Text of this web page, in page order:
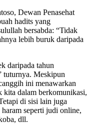
Dewan Penasehat
hadits yang
bersabda: “Tidak
lebih buruk daripada
daripada tahun
tuturnya. Meskipun
ini menawarkan
kita dalam berkomunikasi,
di sisi lain juga
seperti judi online,
dll.